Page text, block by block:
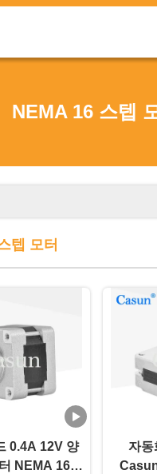
NEMA 16 스텝
텝 모터
0.4A 12V 양
NEMA 16 2
자동